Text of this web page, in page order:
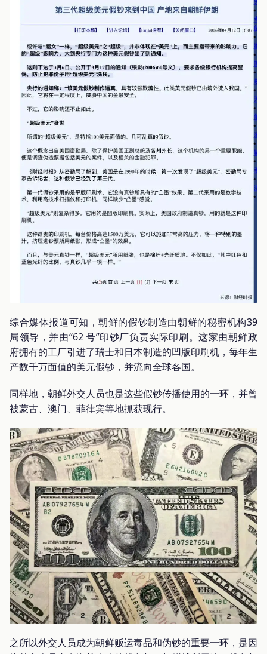
综合媒体报道可知，朝鲜的假钞制造由朝鲜的秘密机构39
局领导，并由“62 号”印钞厂负责实际印刷。这家由朝鲜政
府拥有的工厂引进了瑞士和日本制造的凹版印刷机，每年生
产数千万面值的美元假钞，并流向全球各国。
同样地，朝鲜外交人员也是这些假钞传播使用的一环，并曾
被蒙古、澳门、菲律宾等地抓获现行。
之所以外交人员成为朝鲜贩运毒品和伪钞的重要一环，是因